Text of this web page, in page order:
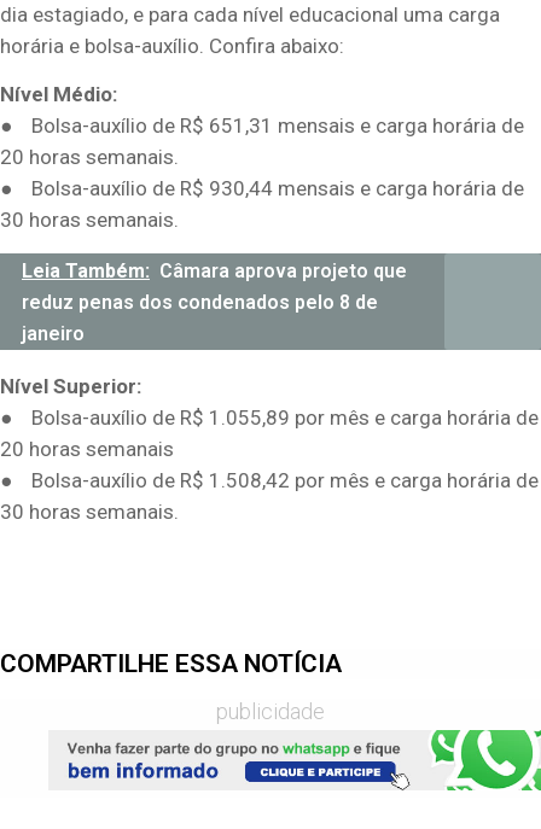
dia estagiado, e para cada nível educacional uma carga
horária e bolsa-auxílio. Confira abaixo:
Nível Médio:
● Bolsa-auxílio de R$ 651,31 mensais e carga horária de
20 horas semanais.
● Bolsa-auxílio de R$ 930,44 mensais e carga horária de
30 horas semanais.
Leia Também: Câmara aprova projeto que
reduz penas dos condenados pelo 8 de
janeiro
Nível Superior:
● Bolsa-auxílio de R$ 1.055,89 por mês e carga horária de
20 horas semanais
● Bolsa-auxílio de R$ 1.508,42 por mês e carga horária de
30 horas semanais.
COMPARTILHE ESSA NOTÍCIA
publicidade